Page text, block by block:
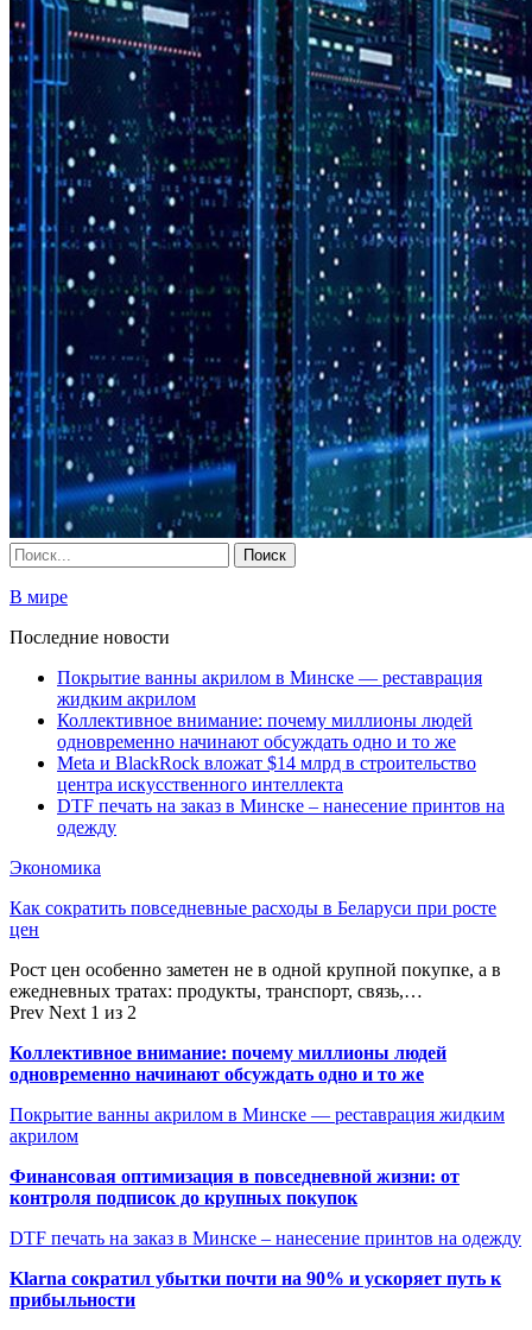
В мире
Последние новости
Покрытие ванны акрилом в Минске — реставрация
жидким акрилом
Коллективное внимание: почему миллионы людей
одновременно начинают обсуждать одно и то же
Meta и BlackRock вложат $14 млрд в строительство
центра искусственного интеллекта
DTF печать на заказ в Минске – нанесение принтов на
одежду
Экономика
Как сократить повседневные расходы в Беларуси при росте
цен
Рост цен особенно заметен не в одной крупной покупке, а в
ежедневных тратах: продукты, транспорт, связь,…
Prev Next 1 из 2
Коллективное внимание: почему миллионы людей
одновременно начинают обсуждать одно и то же
Покрытие ванны акрилом в Минске — реставрация жидким
акрилом
Финансовая оптимизация в повседневной жизни: от
контроля подписок до крупных покупок
DTF печать на заказ в Минске – нанесение принтов на одежду
Klarna сократил убытки почти на 90% и ускоряет путь к
прибыльности